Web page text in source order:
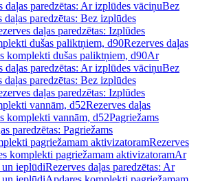
daļas paredzētas: Ar izplūdes vāciņuBez
daļas paredzētas: Bez izplūdes
daļas paredzētas: Izplūdes
dušas paliktņiem, d90Rezerves daļas
komplekti dušas paliktņiem, d90Ar
daļas paredzētas: Ar izplūdes vāciņuBez
daļas paredzētas: Bez izplūdes
daļas paredzētas: Izplūdes
vannām, d52Rezerves daļas
komplekti vannām, d52Pagriežams
paredzētas: Pagriežams
pagriežamam aktivizatoramRezerves
komplekti pagriežamam aktivizatoramAr
ieplūdiRezerves daļas paredzētas: Ar